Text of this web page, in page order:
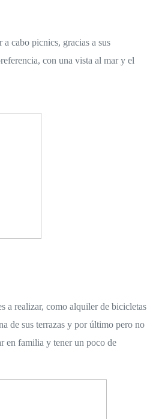
a cabo picnics, gracias a sus
con una vista al mar y el
a realizar, como alquiler de bicicletas
de sus terrazas y por último pero no
en familia y tener un poco de